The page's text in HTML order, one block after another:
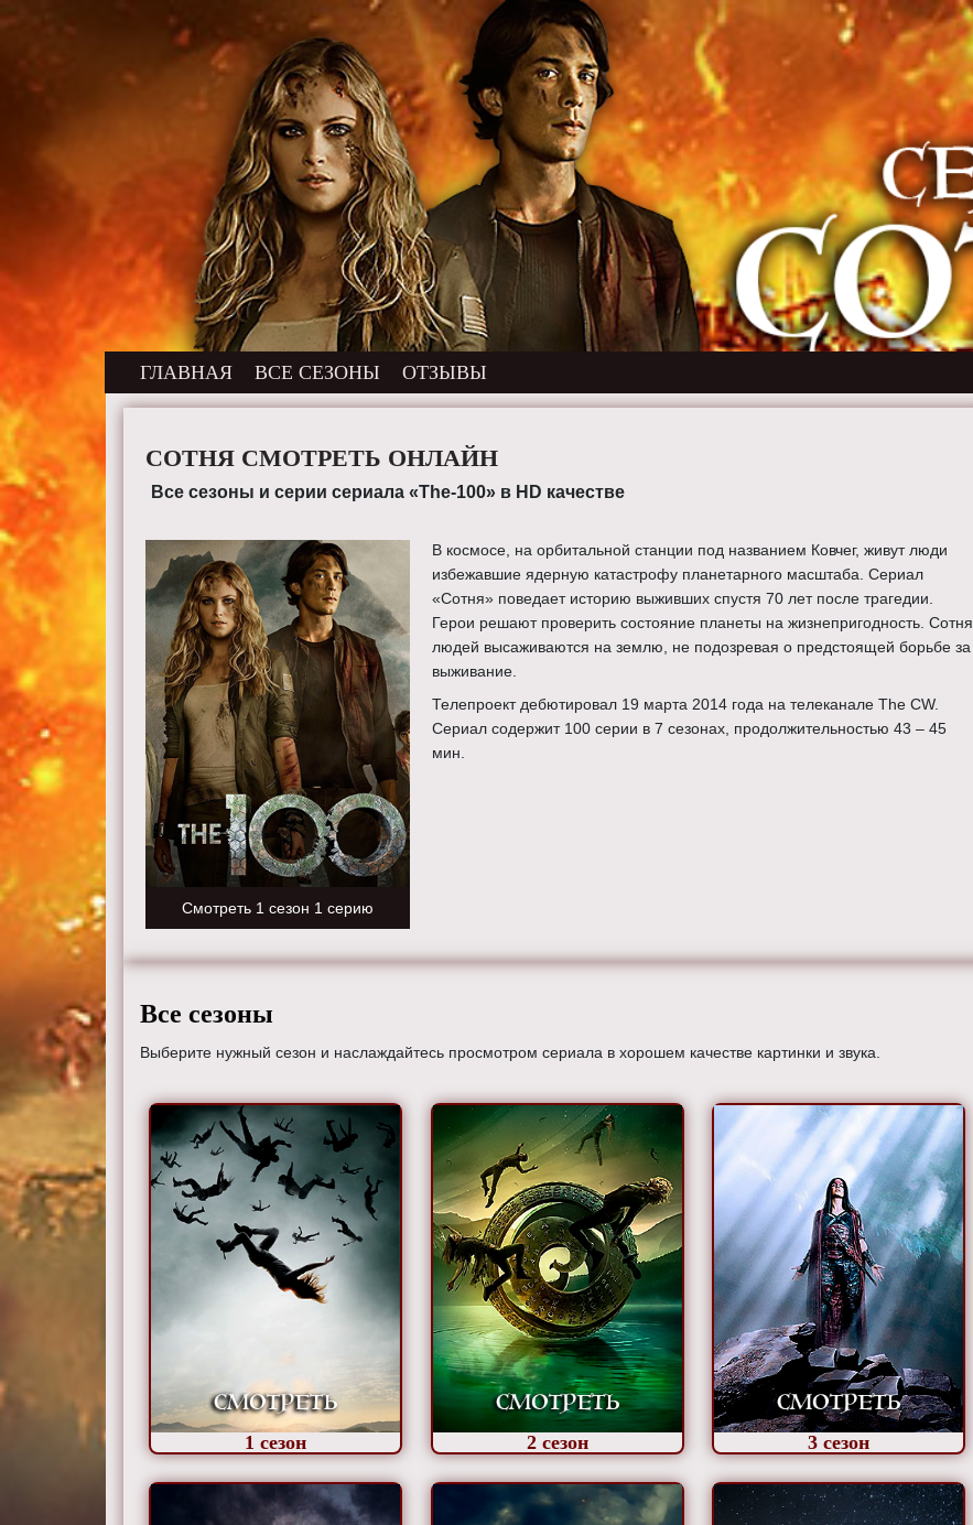
ГЛАВНАЯ ВСЕ СЕЗОНЫ ОТЗЫВЫ
СОТНЯ СМОТРЕТЬ ОНЛАЙН
Все сезоны и серии сериала «The-100» в HD качестве
Смотреть 1 сезон 1 серию
В космосе, на орбитальной станции под названием Ковчег, живут люди
избежавшие ядерную катастрофу планетарного масштаба. Сериал
«Сотня» поведает историю выживших спустя 70 лет после трагедии.
Герои решают проверить состояние планеты на жизнепригодность. Сотня
людей высаживаются на землю, не подозревая о предстоящей борьбе за
выживание.
Телепроект дебютировал 19 марта 2014 года на телеканале The CW.
Сериал содержит 100 серии в 7 сезонах, продолжительностью 43 – 45
мин.
Все сезоны
Выберите нужный сезон и наслаждайтесь просмотром сериала в хорошем качестве картинки и звука.
1 сезон 2сезон 3 сезон